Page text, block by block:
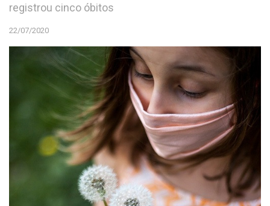
registrou cinco óbitos
22/07/2020